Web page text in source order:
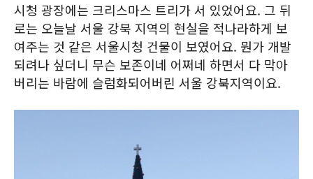
시청 광장에는 크리스마스 트리가 서 있었어요. 그 뒤
로는 오늘날 서울 강북 지역의 현실을 적나라하게 보
여주는 것 같은 서울시청 건물이 보였어요. 뭔가 개발
되려나 싶더니 무슨 보존이네 어쩌네 하면서 다 막아
버리는 바람에 슬럼화되어버린 서울 강북지역이요.